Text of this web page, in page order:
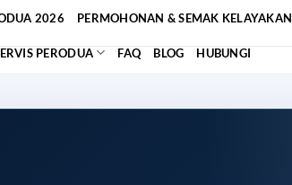
2026 PERMOHONAN & SEMAK KELAYAKAN
PERODUA FAQ BLOG HUBUNGI